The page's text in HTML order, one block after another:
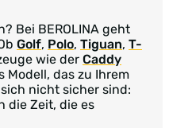
Bei BEROLINA geht
Golf, Polo, Tiguan, T-
wie der Caddy
Modell, das zu Ihrem
nicht sicher sind:
die Zeit, die es